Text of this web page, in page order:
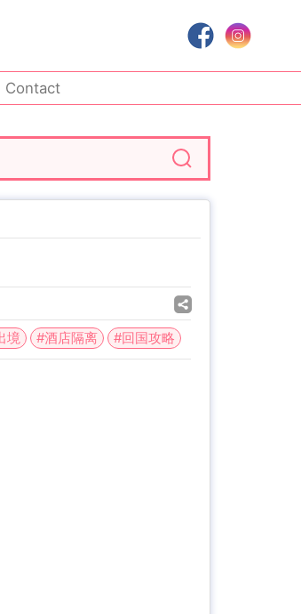
Contact
境 #酒店隔离 #回国攻略